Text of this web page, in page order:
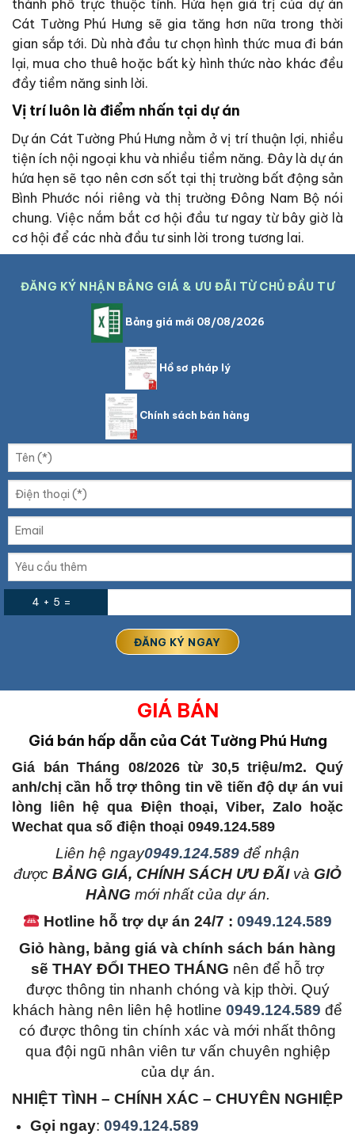
thành phố trực thuộc tỉnh. Hứa hẹn giá trị của dự án
Cát Tường Phú Hưng sẽ gia tăng hơn nữa trong thời
gian sắp tới. Dù nhà đầu tư chọn hình thức mua đi bán
lại, mua cho thuê hoặc bất kỳ hình thức nào khác đều
đầy tiềm năng sinh lời.
Vị trí luôn là điểm nhấn tại dự án
Dự án Cát Tường Phú Hưng nằm ở vị trí thuận lợi, nhiều
tiện ích nội ngoại khu và nhiều tiềm năng. Đây là dự án
hứa hẹn sẽ tạo nên cơn sốt tại thị trường bất động sản
Bình Phước nói riêng và thị trường Đông Nam Bộ nói
chung. Việc nắm bắt cơ hội đầu tư ngay từ bây giờ là
cơ hội để các nhà đầu tư sinh lời trong tương lai.
ĐĂNG KÝ NHẬN BẢNG GIÁ & ƯU ĐÃI TỪ CHỦ ĐẦU TƯ
Bảng giá mới 08/08/2026
Hồ sơ pháp lý
Chính sách bán hàng
4 + 5 =
GIÁ BÁN
Giá bán hấp dẫn của Cát Tường Phú Hưng
Giá bán Tháng 08/2026 từ 30,5 triệu/m2. Quý
anh/chị cần hỗ trợ thông tin về tiến độ dự án vui
lòng liên hệ qua Điện thoại, Viber, Zalo hoặc
Wechat qua số điện thoại 0949.124.589
Liên hệ ngay0949.124.589 để nhận
được BẢNG GIÁ, CHÍNH SÁCH ƯU ĐÃIvà GIỎ
HÀNG mới nhất của dự án.
Hotline hỗ trợ dự án 24/7 :0949.124.589
Giỏ hàng, bảng giá và chính sách bán hàng
sẽ THAY ĐỔI THEO THÁNG nên để hỗ trợ
được thông tin nhanh chóng và kịp thời. Quý
khách hàng nên liên hệ hotline 0949.124.589 để
có được thông tin chính xác và mới nhất thông
qua đội ngũ nhân viên tư vấn chuyên nghiệp
của dự án.
NHIỆT TÌNH – CHÍNH XÁC – CHUYÊN NGHIỆP
Gọi ngay:0949.124.589